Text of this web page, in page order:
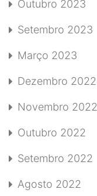
Outubro 2023
Setembro 2023
Março 2023
Dezembro 2022
Novembro 2022
Outubro 2022
Setembro 2022
Agosto 2022